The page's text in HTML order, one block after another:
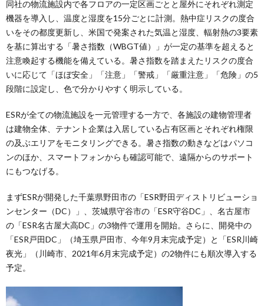
同社の物流施設内で各フロアの一定区画ごとと屋外にそれぞれ測定
機器を導入し、温度と湿度を15分ごとに計測。熱中症リスクの度合
いをその都度更新し、米国で発案された気温と湿度、輻射熱の3要素
を基に算出する「暑さ指数（WBGT値）」が一定の基準を超えると
注意喚起する機能を備えている。暑さ指数を踏まえたリスクの度合
いに応じて「ほぼ安全」「注意」「警戒」「厳重注意」「危険」の5
段階に設定し、色で分かりやすく明示している。
ESRが全ての物流施設を一元管理する一方で、各施設の建物管理者
は建物全体、テナント企業は入居している占有区画とそれぞれ権限
の及ぶエリアをモニタリングできる。暑さ指数の動きなどはパソコ
ンのほか、スマートフォンからも確認可能で、遠隔からのサポート
にもつなげる。
まずESRが開発した千葉県野田市の「ESR野田ディストリビューショ
ンセンター（DC）」、茨城県守谷市の「ESR守谷DC」、名古屋市
の「ESR名古屋大高DC」の3物件で運用を開始。さらに、開発中の
「ESR戸田DC」（埼玉県戸田市、今年9月末完成予定）と「ESR川崎
夜光」（川崎市、2021年6月末完成予定）の2物件にも順次導入する
予定。